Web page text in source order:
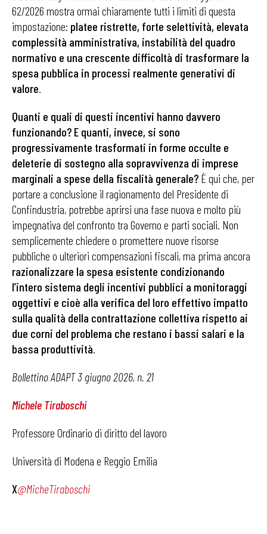
62/2026 mostra ormai chiaramente tutti i limiti di questa
impostazione: platee ristrette, forte selettività, elevata
complessità amministrativa, instabilità del quadro
normativo e una crescente difficoltà di trasformare la
spesa pubblica in processi realmente generativi di
valore.
Quanti e quali di questi incentivi hanno davvero
funzionando? E quanti, invece, si sono
progressivamente trasformati in forme occulte e
deleterie di sostegno alla sopravvivenza di imprese
marginali a spese della fiscalità generale? È qui che, per
portare a conclusione il ragionamento del Presidente di
Confindustria, potrebbe aprirsi una fase nuova e molto più
impegnativa del confronto tra Governo e parti sociali. Non
semplicemente chiedere o promettere nuove risorse
pubbliche o ulteriori compensazioni fiscali, ma prima ancora
razionalizzare la spesa esistente condizionando
l’intero sistema degli incentivi pubblici a monitoraggi
oggettivi e cioè alla verifica del loro effettivo impatto
sulla qualità della contrattazione collettiva rispetto ai
due corni del problema che restano i bassi salari e la
bassa produttività.
Bollettino ADAPT 3 giugno 2026, n. 21
Michele Tiraboschi
Professore Ordinario di diritto del lavoro
Università di Modena e Reggio Emilia
X@MicheTiraboschi